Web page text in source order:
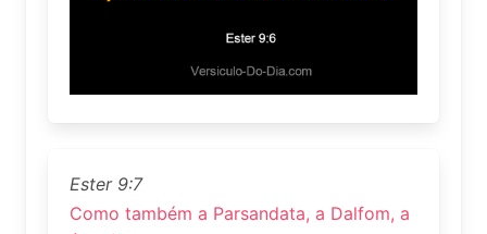
Ester 9:7
Como também a Parsandata, a Dalfom, a